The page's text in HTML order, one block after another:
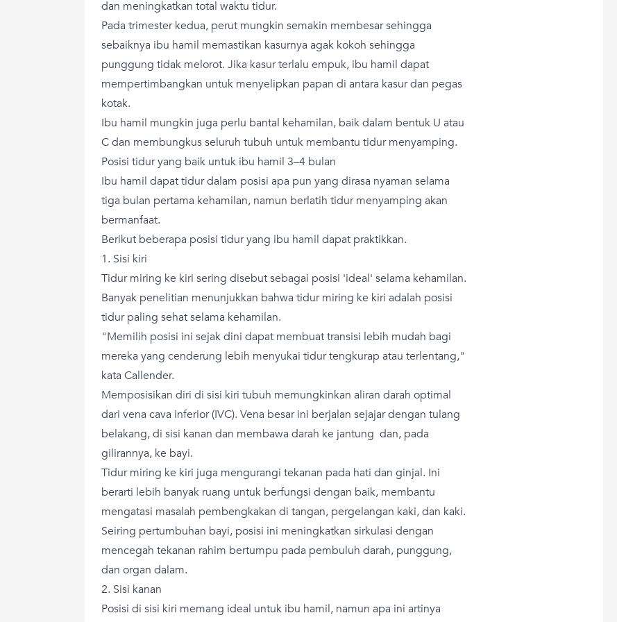
dan meningkatkan total waktu tidur.
Pada trimester kedua, perut mungkin semakin membesar sehingga
sebaiknya ibu hamil memastikan kasurnya agak kokoh sehingga
punggung tidak melorot. Jika kasur terlalu empuk, ibu hamil dapat
mempertimbangkan untuk menyelipkan papan di antara kasur dan pegas
kotak.
Ibu hamil mungkin juga perlu bantal kehamilan, baik dalam bentuk U atau
C dan membungkus seluruh tubuh untuk membantu tidur menyamping.
Posisi tidur yang baik untuk ibu hamil 3–4 bulan
Ibu hamil dapat tidur dalam posisi apa pun yang dirasa nyaman selama
tiga bulan pertama kehamilan, namun berlatih tidur menyamping akan
bermanfaat.
Berikut beberapa posisi tidur yang ibu hamil dapat praktikkan.
1. Sisi kiri
Tidur miring ke kiri sering disebut sebagai posisi 'ideal' selama kehamilan.
Banyak penelitian menunjukkan bahwa tidur miring ke kiri adalah posisi
tidur paling sehat selama kehamilan.
"Memilih posisi ini sejak dini dapat membuat transisi lebih mudah bagi
mereka yang cenderung lebih menyukai tidur tengkurap atau terlentang,"
kata Callender.
Memposisikan diri di sisi kiri tubuh memungkinkan aliran darah optimal
dari vena cava inferior (IVC). Vena besar ini berjalan sejajar dengan tulang
belakang, di sisi kanan dan membawa darah ke jantung dan, pada
gilirannya, ke bayi.
Tidur miring ke kiri juga mengurangi tekanan pada hati dan ginjal. Ini
berarti lebih banyak ruang untuk berfungsi dengan baik, membantu
mengatasi masalah pembengkakan di tangan, pergelangan kaki, dan kaki.
Seiring pertumbuhan bayi, posisi ini meningkatkan sirkulasi dengan
mencegah tekanan rahim bertumpu pada pembuluh darah, punggung,
dan organ dalam.
2. Sisi kanan
Posisi di sisi kiri memang ideal untuk ibu hamil, namun apa ini artinya